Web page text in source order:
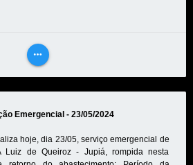
more_horiz
VEJA
Emergencial - 23/05/2024
hoje, dia 23/05, serviço emergencial de
Luiz de Queiroz - Jupiá, rompida nesta